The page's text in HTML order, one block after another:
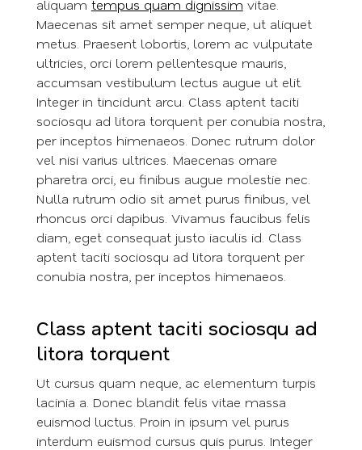
aliquam tempus quam dignissim vitae.
Maecenas sit amet semper neque, ut aliquet
metus. Praesent lobortis, lorem ac vulputate
ultricies, orci lorem pellentesque mauris,
accumsan vestibulum lectus augue ut elit.
Integer in tincidunt arcu. Class aptent taciti
sociosqu ad litora torquent per conubia nostra,
per inceptos himenaeos. Donec rutrum dolor
vel nisi varius ultrices. Maecenas ornare
pharetra orci, eu finibus augue molestie nec.
Nulla rutrum odio sit amet purus finibus, vel
rhoncus orci dapibus. Vivamus faucibus felis
diam, eget consequat justo iaculis id. Class
aptent taciti sociosqu ad litora torquent per
conubia nostra, per inceptos himenaeos.
Class aptent taciti sociosqu ad
litora torquent
Ut cursus quam neque, ac elementum turpis
lacinia a. Donec blandit felis vitae massa
euismod luctus. Proin in ipsum vel purus
interdum euismod cursus quis purus. Integer